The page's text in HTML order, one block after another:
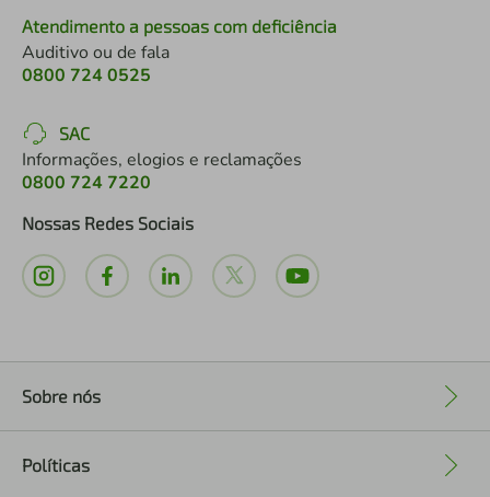
Atendimento a pessoas com deficiência
Auditivo ou de fala
0800 724 0525
SAC
Informações, elogios e reclamações
0800 724 7220
Nossas Redes Sociais
Sobre nós
Políticas